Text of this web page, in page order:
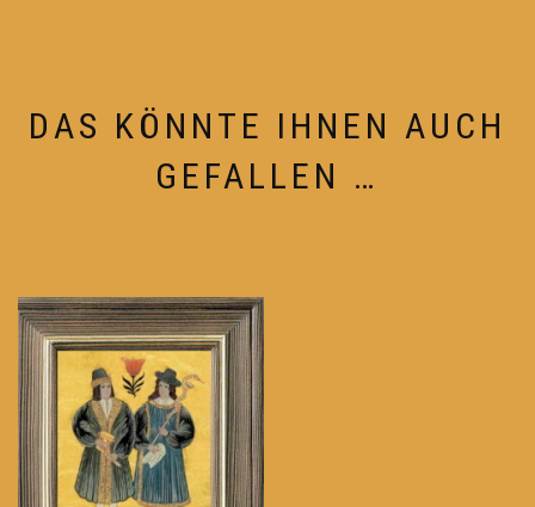
DAS KÖNNTE IHNEN AUCH
GEFALLEN …